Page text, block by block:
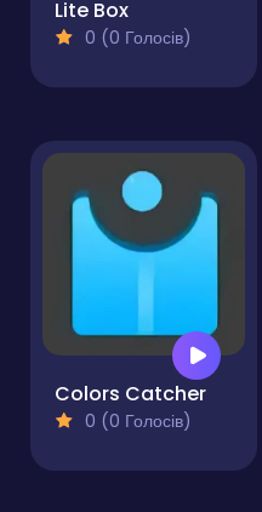
Lite Box
0 (0 Голосів)
Colors Catcher
0 (0 Голосів)